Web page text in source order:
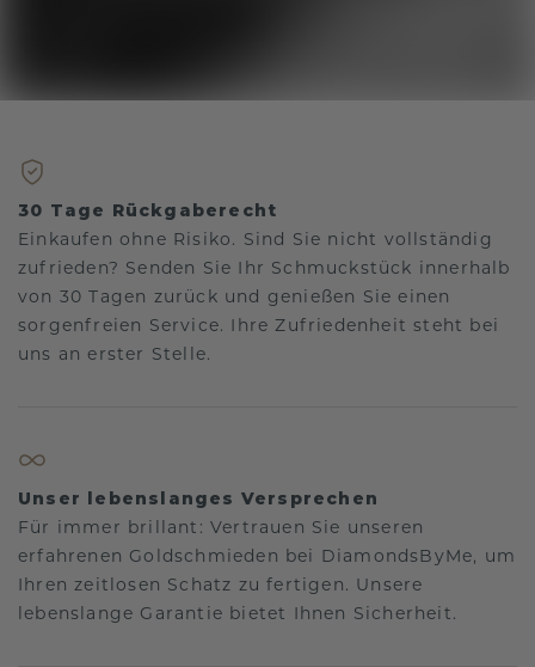
30 Tage Rückgaberecht
Einkaufen ohne Risiko. Sind Sie nicht vollständig
zufrieden? Senden Sie Ihr Schmuckstück innerhalb
von 30 Tagen zurück und genießen Sie einen
sorgenfreien Service. Ihre Zufriedenheit steht bei
uns an erster Stelle.
Unser lebenslanges Versprechen
Für immer brillant: Vertrauen Sie unseren
erfahrenen Goldschmieden bei DiamondsByMe, um
Ihren zeitlosen Schatz zu fertigen. Unsere
lebenslange Garantie bietet Ihnen Sicherheit.